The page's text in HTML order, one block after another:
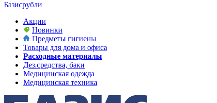
Базисрубли
Акции
Новинки
Предметы гигиены
Товары для дома и офиса
Расходные материалы
Дез.средства, баки
Медицинская одежда
Медицинская техника